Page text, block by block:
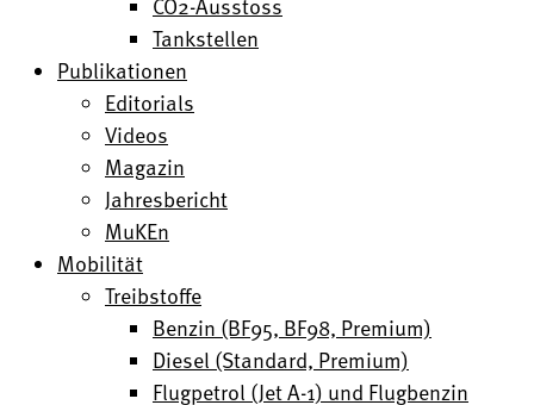
Tankstellen
Publikationen
Editorials
Videos
Magazin
Jahresbericht
MuKEn
Mobilität
Treibstoffe
Benzin (BF95, BF98, Premium)
Diesel (Standard, Premium)
Flugpetrol (Jet A-1) und Flugbenzin